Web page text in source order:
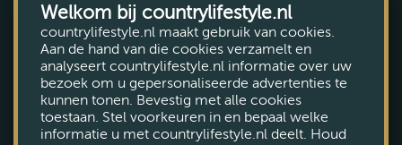
Welkom bij countrylifestyle.nl
countrylifestyle.nl maakt gebruik van cookies.
Aan de hand van die cookies verzamelt en
analyseert countrylifestyle.nl informatie over uw
bezoek om u gepersonaliseerde advertenties te
kunnen tonen. Bevestig met alle cookies
toestaan. Stel voorkeuren in en bepaal welke
informatie u met countrylifestyle.nl deelt. Houd